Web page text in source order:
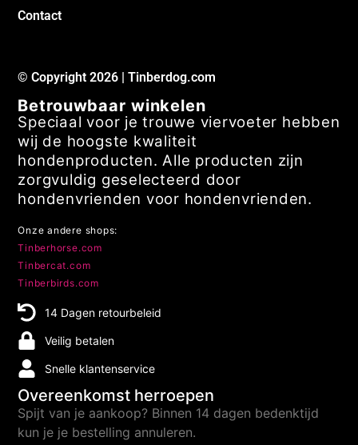
Contact
© Copyright 2026 | Tinberdog.com
Betrouwbaar winkelen
Speciaal voor je trouwe viervoeter hebben
wij de hoogste kwaliteit
hondenproducten. Alle producten zijn
zorgvuldig geselecteerd door
hondenvrienden voor hondenvrienden.
Onze andere shops:
Tinberhorse.com
Tinbercat.com
Tinberbirds.com
14 Dagen retourbeleid
Veilig betalen
Snelle klantenservice
Overeenkomst herroepen
Spijt van je aankoop? Binnen 14 dagen bedenktijd
kun je je bestelling annuleren.